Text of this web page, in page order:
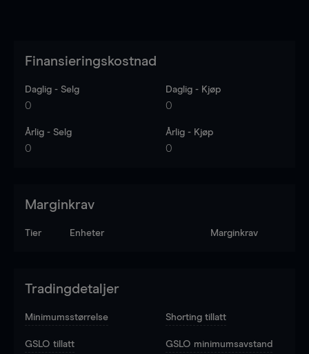
Finansieringskostnad
Daglig - Selg
0
Daglig - Kjøp
0
Årlig - Selg
0
Årlig - Kjøp
0
Marginkrav
Tier Enheter Marginkrav
Tradingdetaljer
Minimumsstørrelse Shorting tillatt
GSLO tillatt GSLO minimumsavstand